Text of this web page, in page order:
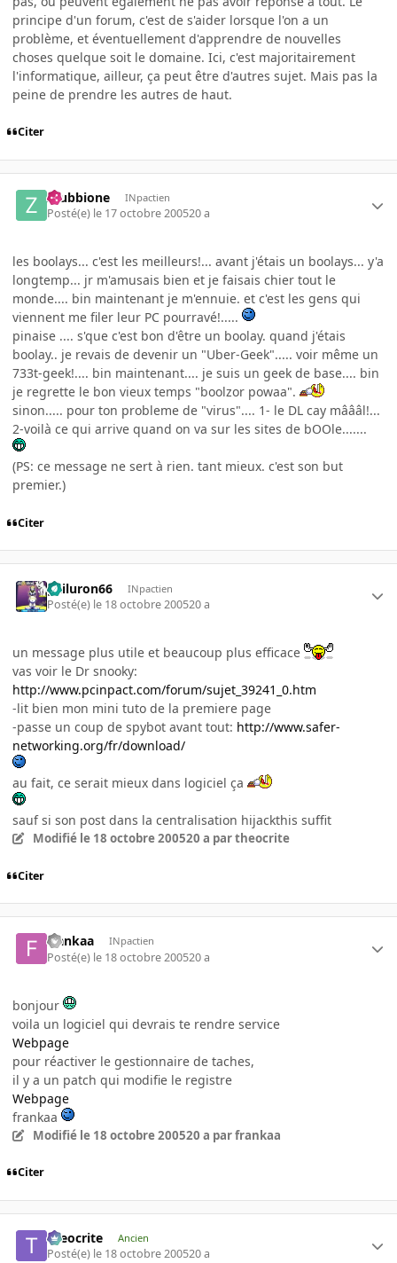
principe d'un forum, c'est de s'aider lorsque l'on a un
problème, et éventuellement d'apprendre de nouvelles
choses quelque soit le domaine. Ici, c'est majoritairement
l'informatique, ailleur, ça peut être d'autres sujet. Mais pas la
peine de prendre les autres de haut.
Citer
zzubbione INpactien
Posté(e) le 17 octobre 200520 a
les boolays... c'est les meilleurs!... avant j'étais un boolays... y'a
longtemp... jr m'amusais bien et je faisais chier tout le
monde.... bin maintenant je m'ennuie. et c'est les gens qui
viennent me filer leur PC pourravé!.....
pinaise .... s'que c'est bon d'être un boolay. quand j'étais
boolay.. je revais de devenir un "Uber-Geek"..... voir même un
733t-geek!.... bin maintenant.... je suis un geek de base.... bin
je regrette le bon vieux temps "boolzor powaa".
sinon..... pour ton probleme de "virus".... 1- le DL cay mâââl!...
2-voilà ce qui arrive quand on va sur les sites de bOOle.......
(PS: ce message ne sert à rien. tant mieux. c'est son but
premier.)
Citer
gailuron66 INpactien
Posté(e) le 18 octobre 200520 a
un message plus utile et beaucoup plus efficace
vas voir le Dr snooky:
http://www.pcinpact.com/forum/sujet_39241_0.htm
-lit bien mon mini tuto de la premiere page
-passe un coup de spybot avant tout: http://www.safer-
networking.org/fr/download/
au fait, ce serait mieux dans logiciel ça
sauf si son post dans la centralisation hijackthis suffit
Modifié le 18 octobre 200520 a par theocrite
Citer
frankaa INpactien
Posté(e) le 18 octobre 200520 a
bonjour
voila un logiciel qui devrais te rendre service
Webpage
pour réactiver le gestionnaire de taches,
il y a un patch qui modifie le registre
Webpage
frankaa
Modifié le 18 octobre 200520 a par frankaa
Citer
theocrite Ancien
Posté(e) le 18 octobre 200520 a